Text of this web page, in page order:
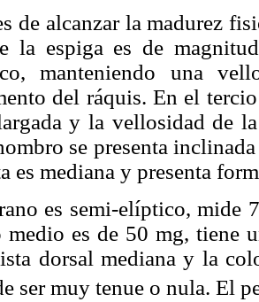
de alcanzar la madurez
la espiga es de
manteniendo una
del ráquis. En el
y la vellosidad de
se presenta
es mediana y presenta
es semi-elíptico, mide
medio es de 50 mg, tiene
dorsal mediana y la
ser muy tenue o nula. El